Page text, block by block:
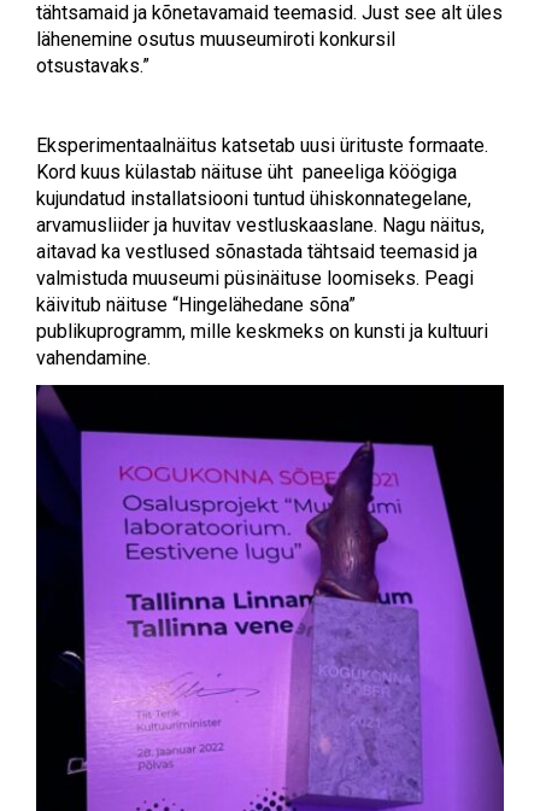
tähtsamaid ja kõnetavamaid teemasid. Just see alt üles
lähenemine osutus muuseumiroti konkursil
otsustavaks.”
Eksperimentaalnäitus katsetab uusi ürituste formaate.
Kord kuus külastab näituse üht paneeliga köögiga
kujundatud installatsiooni tuntud ühiskonnategelane,
arvamusliider ja huvitav vestluskaaslane. Nagu näitus,
aitavad ka vestlused sõnastada tähtsaid teemasid ja
valmistuda muuseumi püsinäituse loomiseks. Peagi
käivitub näituse “Hingelähedane sõna”
publikuprogramm, mille keskmeks on kunsti ja kultuuri
vahendamine.